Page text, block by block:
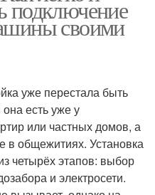
подключение
своими
уже перестала быть
есть уже у
или частных домов, а
в общежитиях. Установка
четырёх этапов: выбор
и электросети.